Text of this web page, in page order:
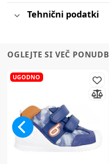
Tehnični podatki
OGLEJTE SI VEČ PONUDB
UGODNO